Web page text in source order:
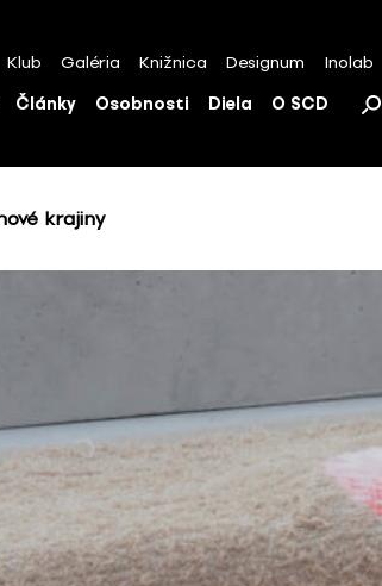
Klub Galéria Knižnica Designum Inolab
Články Osobnosti Diela O SCD
krajiny